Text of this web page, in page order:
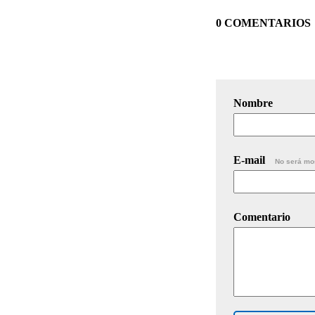
0 COMENTARIOS
Nombre
E-mail No será
Comentario